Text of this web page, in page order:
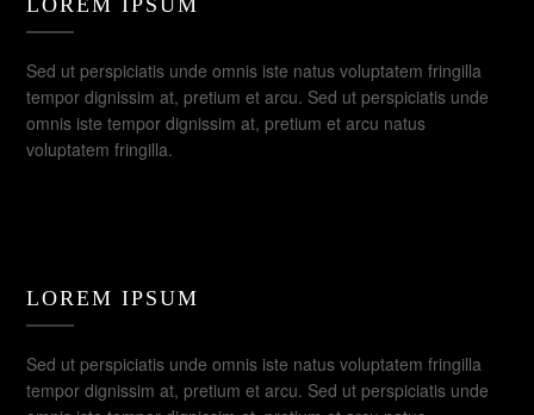
LOREM IPSUM
Sed ut perspiciatis unde omnis iste natus voluptatem fringilla
tempor dignissim at, pretium et arcu. Sed ut perspiciatis unde
omnis iste tempor dignissim at, pretium et arcu natus
voluptatem fringilla.
LOREM IPSUM
Sed ut perspiciatis unde omnis iste natus voluptatem fringilla
tempor dignissim at, pretium et arcu. Sed ut perspiciatis unde